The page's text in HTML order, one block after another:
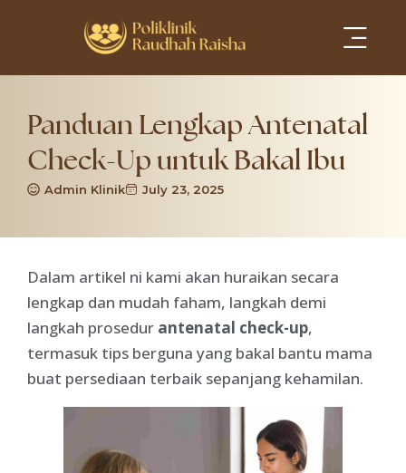
Panduan Lengkap Antenatal
Check-Up untuk Bakal Ibu
Admin Klinik July 23, 2025
Dalam artikel ni kami akan huraikan secara
lengkap dan mudah faham, langkah demi
langkah prosedur antenatal check-up,
termasuk tips berguna yang bakal bantu mama
buat persediaan terbaik sepanjang kehamilan.